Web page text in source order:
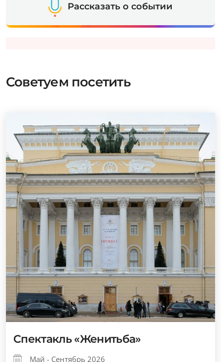
Рассказать о событии
Советуем посетить
Спектакль «Женитьба»
Май - Сентябрь 2026